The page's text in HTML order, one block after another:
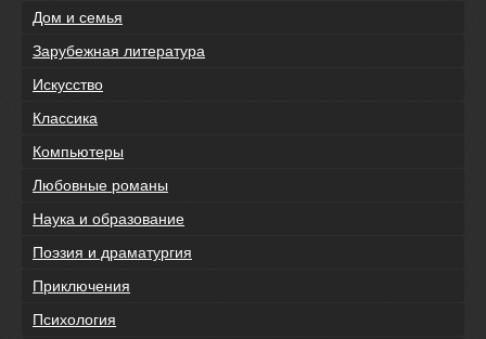
Дом и семья
Зарубежная литература
Искусство
Классика
Компьютеры
Любовные романы
Наука и образование
Поэзия и драматургия
Приключения
Психология